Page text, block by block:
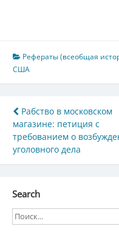
Рефераты (всеобщая
США
Навигация
по
записям
Рабство в московском
магазине: петиция с
требованием о
уголовного дела
Search